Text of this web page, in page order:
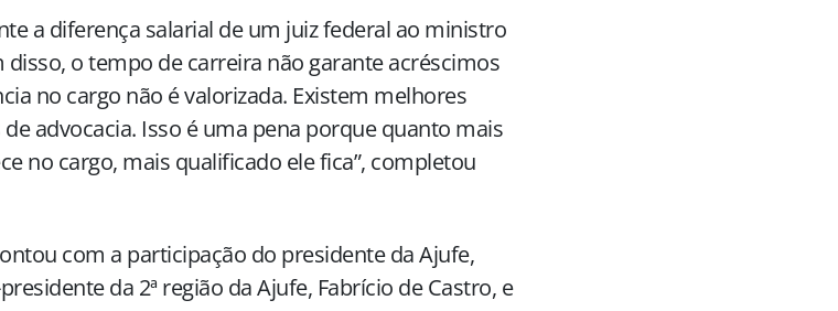
a diferença salarial de um juiz federal ao ministro
disso, o tempo de carreira não garante acréscimos
no cargo não é valorizada. Existem melhores
advocacia. Isso é uma pena porque quanto mais
no cargo, mais qualificado ele fica”, completou
com a participação do presidente da Ajufe,
da 2ª região da Ajufe, Fabrício de Castro, e